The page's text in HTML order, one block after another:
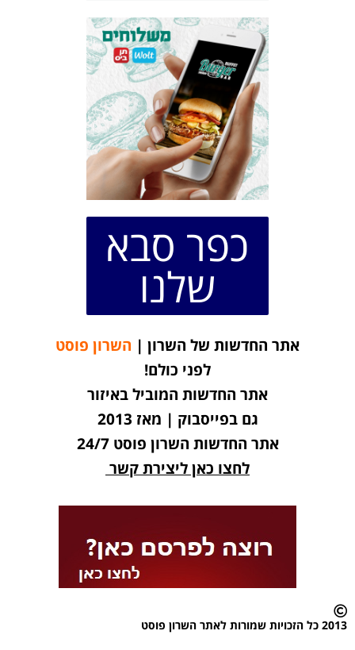
כפר סבא
שלנו
אתר החדשות של השרון | השרון פוסט
לפני כולם!
אתר החדשות המוביל באיזור
גם בפייסבוק | מאז 2013
אתר החדשות השרון פוסט 24/7
לחצו כאן ליצירת קשר
2013 כל הזכויות שמורות לאתר השרון פוסט